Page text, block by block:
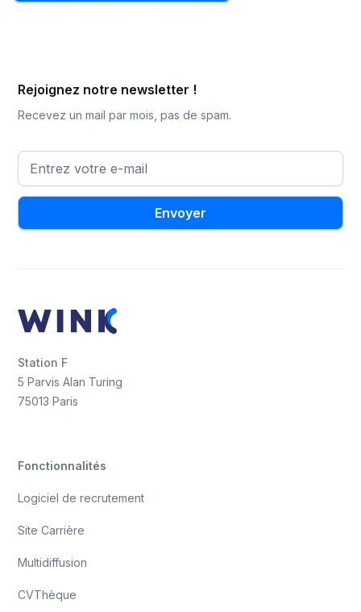
Rejoignez notre newsletter !
Recevez un mail par mois, pas de spam.
Station F
5 Parvis Alan Turing
75013 Paris
Fonctionnalités
Logiciel de recrutement
Site Carrière
Multidiffusion
CVThèque